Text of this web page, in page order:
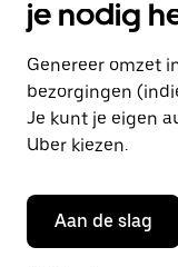
je nodig
Genereer omzet
bezorgingen
Je kunt je eigen
Uber kiezen.
Aan de slag